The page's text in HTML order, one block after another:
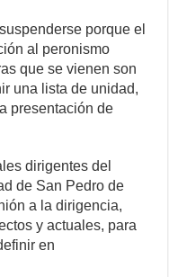
porque el
al peronismo
que se vienen son
una lista de unidad,
presentación de
dirigentes del
de San Pedro de
a la dirigencia,
y actuales, para
en